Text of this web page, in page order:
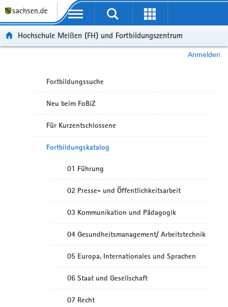
Portalübergreifende Navigation
Hochschule Meißen (FH) und Fortbildungszentrum
Anmelden
Fortbildungssuche
Neu beim FoBiZ
Für Kurzentschlossene
Fortbildungskatalog
01 Führung
02 Presse- und Öffentlichkeitsarbeit
03 Kommunikation und Pädagogik
04 Gesundheitsmanagement/ Arbeitstechnik
05 Europa, Internationales und Sprachen
06 Staat und Gesellschaft
07 Recht